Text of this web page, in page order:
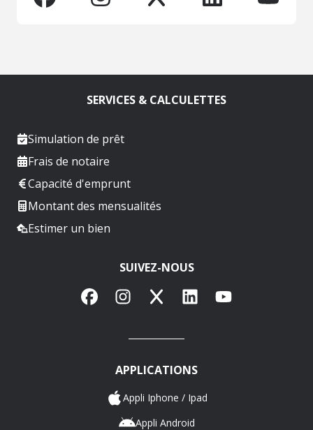
SERVICES & CALCULETTES
Simulation de prêt
Frais de notaire
Capacité d'emprunt
Montant des mensualités
Estimer un bien
SUIVEZ-NOUS
FacebookInstagram
X LinkedInYouTube
APPLICATIONS
Appli Iphone / Ipad
Appli Android